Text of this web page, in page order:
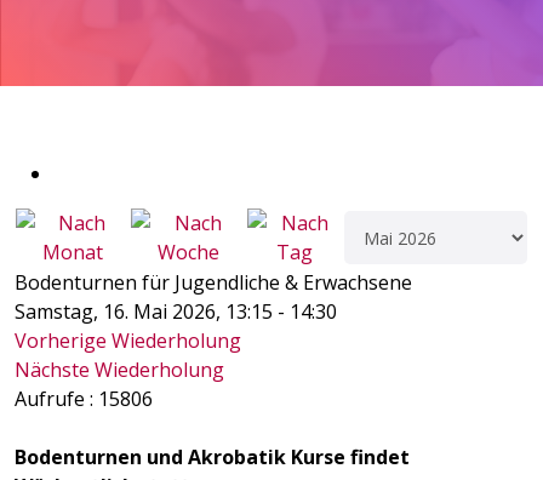
Bodenturnen für Jugendliche & Erwachsene
Samstag, 16. Mai 2026, 13:15 - 14:30
Vorherige Wiederholung
Nächste Wiederholung
Aufrufe : 15806
Bodenturnen und Akrobatik Kurse findet